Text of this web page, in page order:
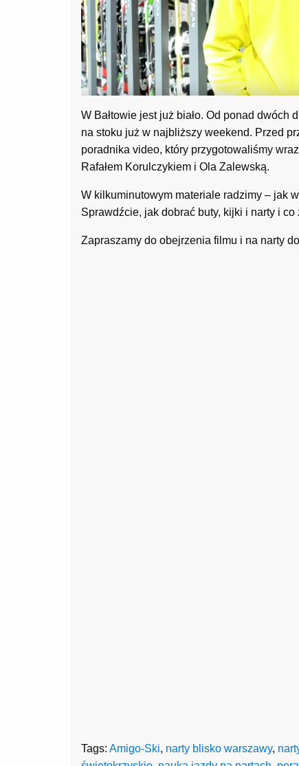
W Bałtowie jest już biało. Od ponad
na stoku już w najbliższy weekend. Przed
poradnika video, który przygotowaliśmy
Rafałem Korulczykiem i Ola Zalewską.
W kilkuminutowym materiale radzimy – jak
Sprawdźcie, jak dobrać buty, kijki i narty i
Zapraszamy do obejrzenia filmu i na narty
Tags: Amigo-Ski, narty blisko warszawy,